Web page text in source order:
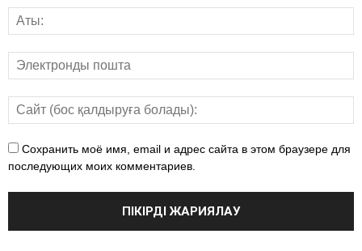
Сохранить моё имя, email и адрес сайта в этом браузере для
последующих моих комментариев.